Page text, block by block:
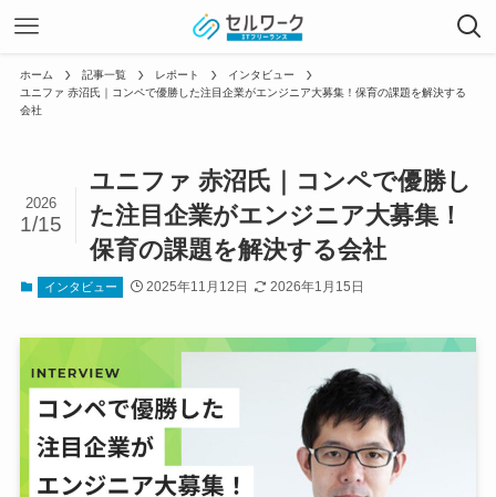
ホーム 記事一覧 レポート
インタビュー
ユニファ 赤沼氏｜コンペで優勝した注目企業がエンジニア大募集！保育の課題を解決する
会社
ユニファ 赤沼氏｜コンペで優勝し
た注目企業がエンジニア大募集！
保育の課題を解決する会社
2026
1/15
インタビュー 2025年11月12日 2026年1月15日